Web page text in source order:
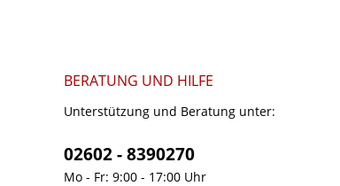
BERATUNG UND HILFE
Unterstützung und Beratung unter:
02602 - 8390270
Mo - Fr: 9:00 - 17:00 Uhr